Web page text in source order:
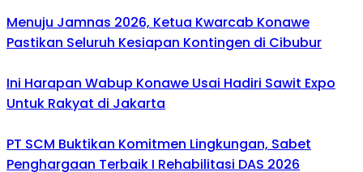
Menuju Jamnas 2026, Ketua Kwarcab Konawe
Pastikan Seluruh Kesiapan Kontingen di Cibubur
Ini Harapan Wabup Konawe Usai Hadiri Sawit Expo
Untuk Rakyat di Jakarta
PT SCM Buktikan Komitmen Lingkungan, Sabet
Penghargaan Terbaik I Rehabilitasi DAS 2026